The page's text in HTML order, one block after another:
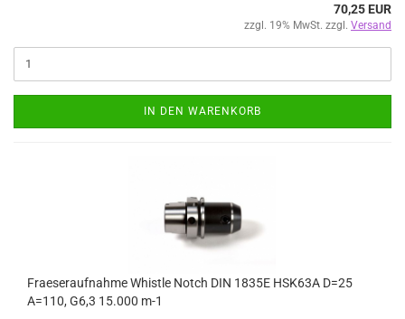
70,25 EUR
zzgl. 19% MwSt. zzgl. Versand
IN DEN WARENKORB
Fraeseraufnahme Whistle Notch DIN 1835E HSK63A D=25
A=110, G6,3 15.000 m-1